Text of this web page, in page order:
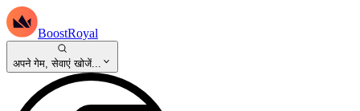
BoostRoyal
अपने गेम, सेवाएं खोजें...